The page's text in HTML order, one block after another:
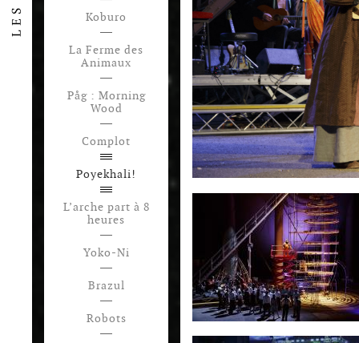
Koburo
La Ferme des
Animaux
Påg : Morning
Wood
Complot
Poyekhali!
L’arche part à 8
heures
Yoko-Ni
Brazul
Robots